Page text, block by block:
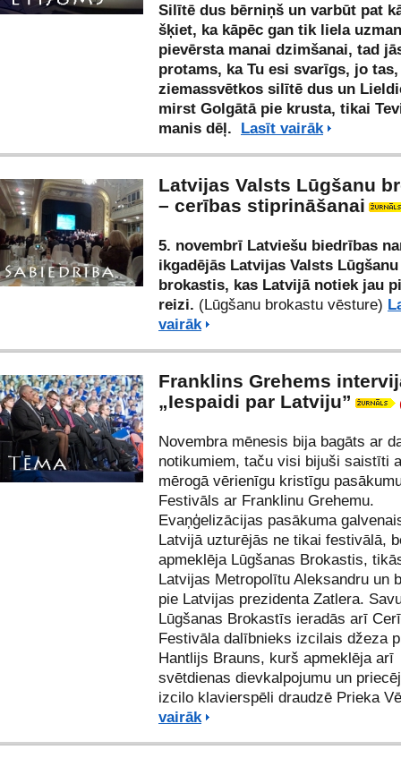
Silītē dus bērniņš un varbūt pat
šķiet, ka kāpēc gan tik liela
pievērsta manai dzimšanai, tad
protams, ka Tu esi svarīgs, jo
ziemassvētkos silītē dus un
mirst Golgātā pie krusta, tikai
manis dēļ. Lasīt vairāk
Latvijas Valsts Lūgšanu
– cerības stiprināšanai
5. novembrī Latviešu biedrības
ikgadējās Latvijas Valsts Lūgšanu
brokastis, kas Latvijā notiek jau
reizi. (Lūgšanu brokastu vēsture)
vairāk
Franklins Grehems
„Iespaidi par Latviju”
Novembra mēnesis bija bagāts ar
notikumiem, taču visi bijuši saistīti
mērogā vērienīgu kristīgu
Festivāls ar Franklinu Grehemu.
Evaņģelizācijas pasākuma
Latvijā uzturējās ne tikai festivālā,
apmeklēja Lūgšanas Brokastis,
Latvijas Metropolītu Aleksandru un
pie Latvijas prezidenta Zatlera.
Lūgšanas Brokastīs ieradās arī
Festivāla dalībnieks izcilais džeza
Hantlijs Brauns, kurš apmeklēja arī
svētdienas dievkalpojumu un
izcilo klavierspēli draudzē Prieka
vairāk